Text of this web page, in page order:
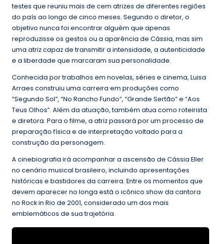
testes que reuniu mais de cem atrizes de diferentes regiões
do país ao longo de cinco meses. Segundo o diretor, o
objetivo nunca foi encontrar alguém que apenas
reproduzisse os gestos ou a aparência de Cássia, mas sim
uma atriz capaz de transmitir a intensidade, a autenticidade
e a liberdade que marcaram sua personalidade.
Conhecida por trabalhos em novelas, séries e cinema, Luisa
Arraes construiu uma carreira em produções como
“Segundo Sol”, “No Rancho Fundo”, “Grande Sertão” e “Aos
Teus Olhos”. Além da atuação, também atua como roteirista
e diretora. Para o filme, a atriz passará por um processo de
preparação física e de interpretação voltado para a
construção da personagem.
A cinebiografia irá acompanhar a ascensão de Cássia Eller
no cenário musical brasileiro, incluindo apresentações
históricas e bastidores da carreira. Entre os momentos que
devem aparecer no longa está o icônico show da cantora
no Rock in Rio de 2001, considerado um dos mais
emblemáticos de sua trajetória.